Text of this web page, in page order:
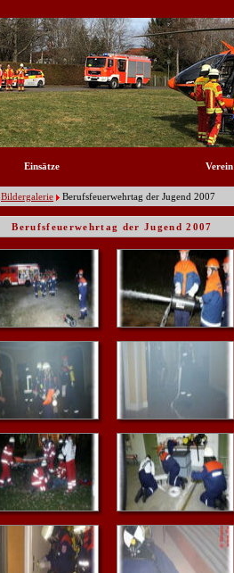
Einsätze Verein
Bildergalerie Berufsfeuerwehrtag der Jugend 2007
Berufsfeuerwehrtag der Jugend 2007